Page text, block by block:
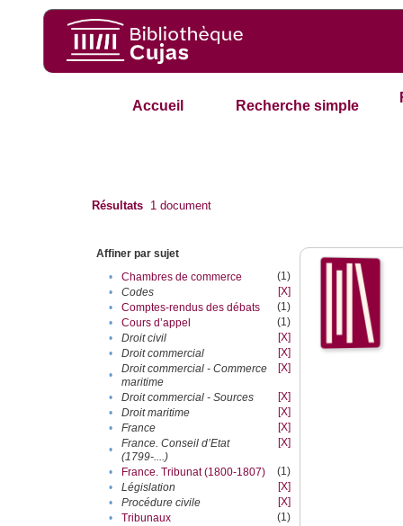
Accueil Recherche simple
Résultats 1 document
Affiner par sujet
•
Chambres de commerce
(1)
•
Codes
[X]
•
Comptes-rendus des débats
(1)
•
Cours d’appel
(1)
•
Droit civil
[X]
•
Droit commercial
[X]
•
Droit commercial - Commerce
maritime
[X]
• Droit commercial - Sources
[X]
•
Droit maritime
[X]
•
France
[X]
•
France. Conseil d’Etat
(1799-....)
[X]
• France. Tribunat (1800-1807)
(1)
•
Législation
[X]
•
Procédure civile
[X]
•
Tribunaux
(1)